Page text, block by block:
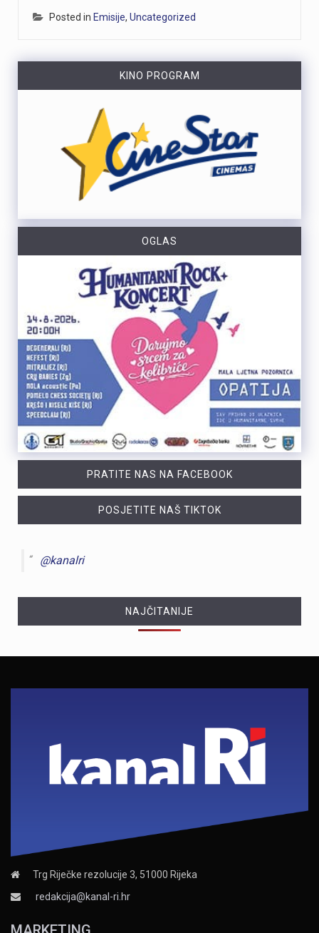
Posted in Emisije, Uncategorized
KINO PROGRAM
OGLAS
PRATITE NAS NA FACEBOOK
POSJETITE NAŠ TIKTOK
@kanalri
NAJČITANIJE
Trg Riječke rezolucije 3, 51000 Rijeka
redakcija@kanal-ri.hr